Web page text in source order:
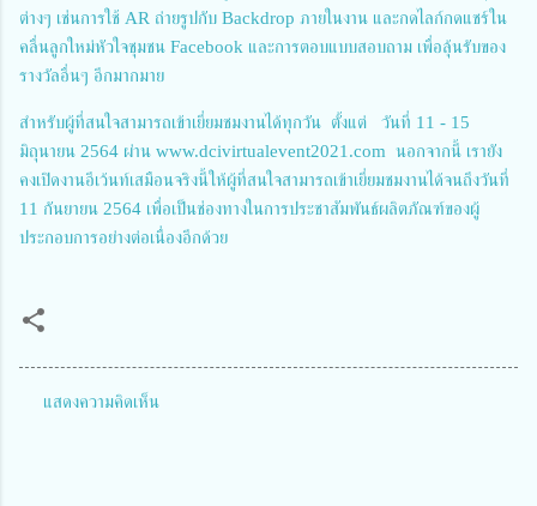
ต่างๆ เช่นการใช้ AR ถ่ายรูปกับ Backdrop ภายในงาน และกดไลก์กดแชร์ใน
คลื่นลูกใหม่หัวใจชุมชน Facebook และการตอบแบบสอบถาม เพื่อลุ้นรับของ
รางวัลอื่นๆ อีกมากมาย
สำหรับผู้ที่สนใจสามารถเข้าเยี่ยมชมงานได้ทุกวัน ตั้งแต่ วันที่ 11 - 15
มิถุนายน 2564 ผ่าน www.dcivirtualevent2021.com นอกจากนี้ เรายัง
คงเปิดงานอีเว้นท์เสมือนจริงนี้ให้ผู้ที่สนใจสามารถเข้าเยี่ยมชมงานได้จนถึงวันที่
11 กันยายน 2564 เพื่อเป็นช่องทางในการประชาสัมพันธ์ผลิตภัณฑ์ของผู้
ประกอบการอย่างต่อเนื่องอีกด้วย
แสดงความคิดเห็น